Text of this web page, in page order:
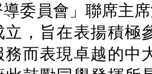
委員會」聯席主
立，旨在表揚積極
務而表現卓越的中